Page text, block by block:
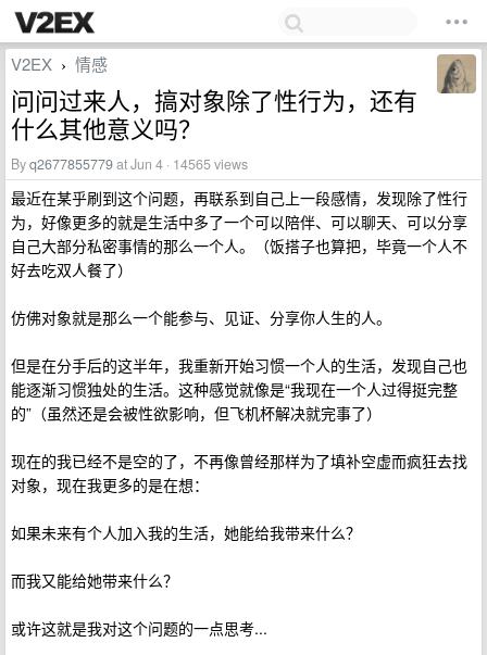
V2EX › 情感
问问过来人，搞对象除了性行为，还有
什么其他意义吗？
Byq2677855779at Jun 4 · 14565 views
最近在某乎刷到这个问题，再联系到自己上一段感情，发现除了性行
为，好像更多的就是生活中多了一个可以陪伴、可以聊天、可以分享
自己大部分私密事情的那么一个人。（饭搭子也算把，毕竟一个人不
好去吃双人餐了）
仿佛对象就是那么一个能参与、见证、分享你人生的人。
但是在分手后的这半年，我重新开始习惯一个人的生活，发现自己也
能逐渐习惯独处的生活。这种感觉就像是“我现在一个人过得挺完整
的”（虽然还是会被性欲影响，但飞机杯解决就完事了）
现在的我已经不是空的了，不再像曾经那样为了填补空虚而疯狂去找
对象，现在我更多的是在想：
如果未来有个人加入我的生活，她能给我带来什么？
而我又能给她带来什么？
或许这就是我对这个问题的一点思考...